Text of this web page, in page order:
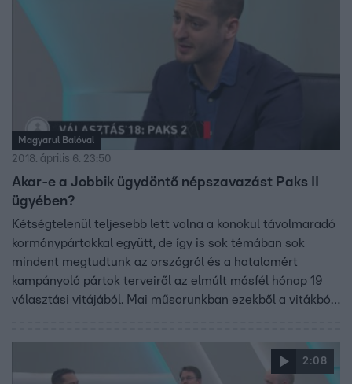
Magyarul Balóval
2018. április 6. 23:50
Akar-e a Jobbik ügydöntő népszavazást Paks II
ügyében?
Kétségtelenül teljesebb lett volna a konokul távolmaradó
kormánypártokkal együtt, de így is sok témában sok
mindent megtudtunk az országról és a hatalomért
kampányoló pártok terveiről az elmúlt másfél hónap 19
választási vitájából. Mai műsorunkban ezekből a vitákból
2:08